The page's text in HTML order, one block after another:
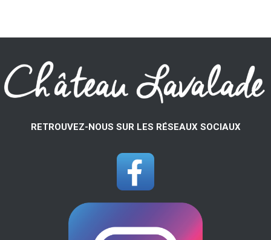
RETROUVEZ-NOUS SUR LES RÉSEAUX SOCIAUX